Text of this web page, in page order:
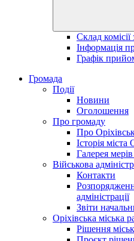
Склад
Інформація
Графік
Громада
Події
Новини
Оголошення
Про громаду
Про
Історія міста
Галерея
Військова
Контакти
адміністрації
Звіти
Оріхівська міська
Рішення